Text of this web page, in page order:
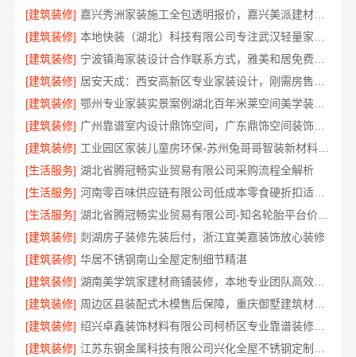
[建筑装修]
嘉兴秀洲家装施工全包透明报价，嘉兴美派建材科技有限公司
[建筑装修]
[建筑装修]
[建筑装修]
[建筑装修]
鄂州专业家装实景案例湖北百年米莱空间美学装饰材料有限公司
[建筑装修]
广州靠谱室内设计鼎饰空间，广东鼎饰空间装饰工程有限公司匠心施工
[建筑装修]
工业园区家装儿童房环保-苏州兔哥哥智装新材料有限公司精选
[生活服务] 湖北省腾冠畅实业贸易有限公司采购流程全解析
[生活服务]
河南零百味供应链有限公司低成本零食硬折扣适配全场景
[生活服务]
湖北省腾冠畅实业贸易有限公司-知名轮胎平台价格参考
[建筑装修] 剡湖房子装修先装后付，浙江宜美嘉装饰放心装修
[建筑装修] 华居不锈钢南山全屋定制细节精湛
[建筑装修]
湖南美学筑家建材商铺装修，本地专业团队高效交付
[建筑装修]
周边区县装配式木模售后保障，重庆御墅建筑材料有限公司
[建筑装修]
绍兴卓鑫装饰材料有限公司柯桥区专业靠谱装修自有施工队
[建筑装修]